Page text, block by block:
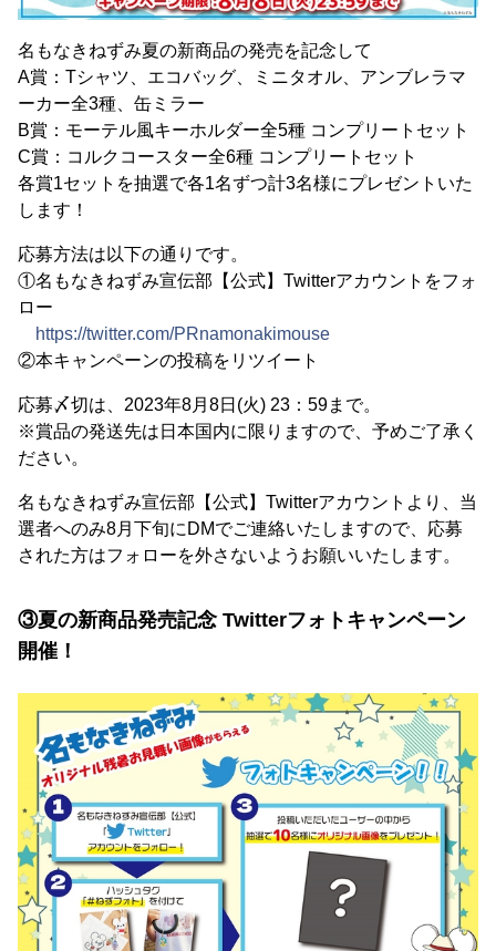
名もなきねずみ夏の新商品の発売を記念して
A賞：Tシャツ、エコバッグ、ミニタオル、アンブレラマ
ーカー全3種、缶ミラー
B賞：モーテル風キーホルダー全5種 コンプリートセット
C賞：コルクコースター全6種 コンプリートセット
各賞1セットを抽選で各1名ずつ計3名様にプレゼントいた
します！
応募方法は以下の通りです。
①名もなきねずみ宣伝部【公式】Twitterアカウントをフォ
ロー
https://twitter.com/PRnamonakimouse
②本キャンペーンの投稿をリツイート
応募〆切は、2023年8月8日(火) 23：59まで。
※賞品の発送先は日本国内に限りますので、予めご了承く
ださい。
名もなきねずみ宣伝部【公式】Twitterアカウントより、当
選者へのみ8月下旬にDMでご連絡いたしますので、応募
された方はフォローを外さないようお願いいたします。
③夏の新商品発売記念 Twitterフォトキャンペーン
開催！